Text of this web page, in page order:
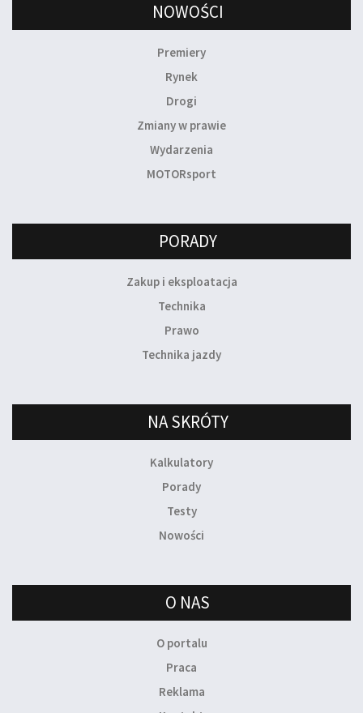
NOWOŚCI
Premiery
Rynek
Drogi
Zmiany w prawie
Wydarzenia
MOTORsport
PORADY
Zakup i eksploatacja
Technika
Prawo
Technika jazdy
NA SKRÓTY
Kalkulatory
Porady
Testy
Nowości
O NAS
O portalu
Praca
Reklama